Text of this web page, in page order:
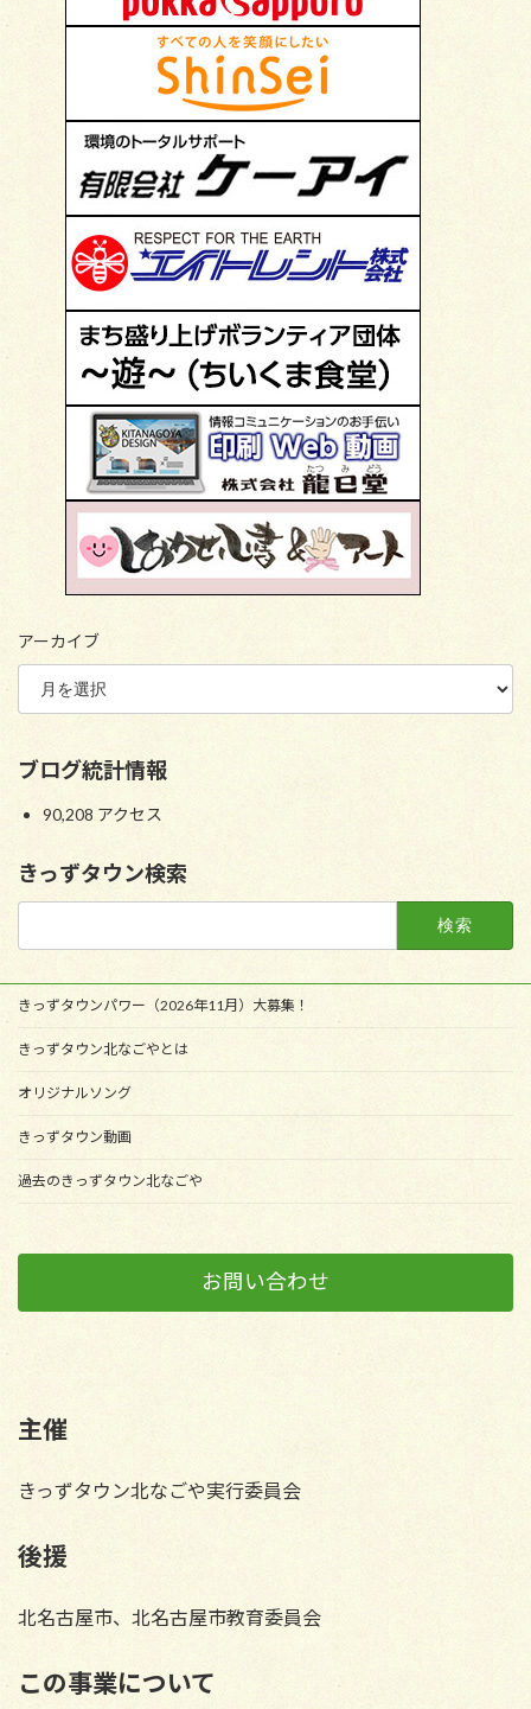
アーカイブ
ブログ統計情報
90,208 アクセス
きっずタウン検索
きっずタウンパワー（2026年11月）大募集！
きっずタウン北なごやとは
オリジナルソング
きっずタウン動画
過去のきっずタウン北なごや
お問い合わせ
主催
きっずタウン北なごや実行委員会
後援
北名古屋市、北名古屋市教育委員会
この事業について